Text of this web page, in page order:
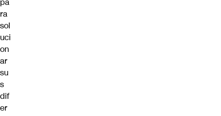
pa
ra
sol
uci
on
ar
su
s
dif
er